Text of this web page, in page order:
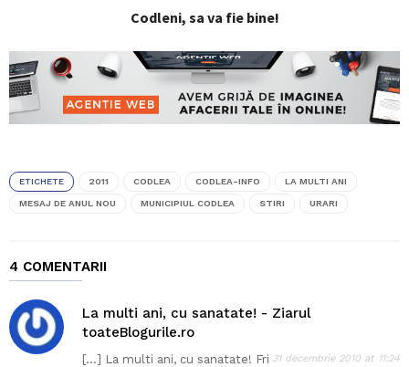
Codleni, sa va fie bine!
ETICHETE 2011 CODLEA CODLEA-INFO LA MULTI ANI
MESAJ DE ANUL NOU MUNICIPIUL CODLEA STIRI URARI
4 COMENTARII
La multi ani, cu sanatate! - Ziarul
toateBlogurile.ro
31 decembrie 2010 at 11:24
[…] La multi ani, cu sanatate! Fri